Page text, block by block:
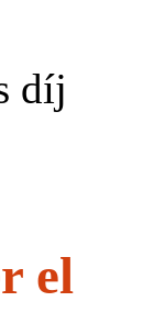
díj
el